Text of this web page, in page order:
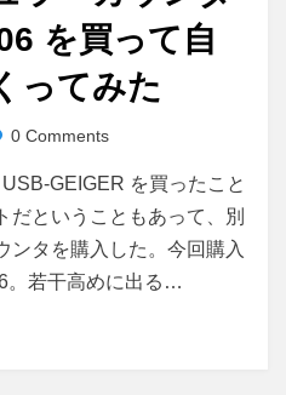
を買って自
ってみた
0 Comments
GEIGER を買ったこと
だということもあって、別
ンタを購入した。今回購入
。若干高めに出る…